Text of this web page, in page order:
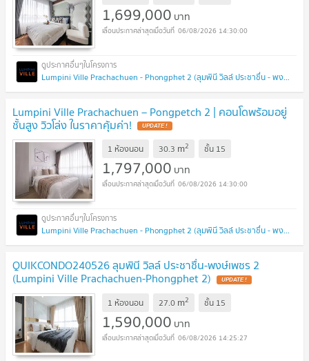
1,699,000 บาท
06/08/2026 14:30:00
Lumpini Ville Prachachuen - Phongphet 2 (ลุมพินี วิลล์ ประชาชื่น - พงษ์เพชร 2)
Lumpini Ville Prachachuen – Pongpetch 2 | คอนโดพร้อมอยู่
ชั้นสูง วิวโล่ง ในราคาคุ้มค่า! UPDATE !
1 ห้องนอน 30.3 m2 ชั้น 15
1,797,000 บาท
06/08/2026 14:30:00
Lumpini Ville Prachachuen - Phongphet 2 (ลุมพินี วิลล์ ประชาชื่น - พงษ์เพชร 2)
QUIKCONDO240526 ลุมพินี วิลล์ ประชาชื่น-พงษ์เพชร 2
(Lumpini Ville Prachachuen-Phongphet 2) UPDATE !
1 ห้องนอน 27.0 m2 ชั้น 15
1,590,000 บาท
06/08/2026 14:25:27